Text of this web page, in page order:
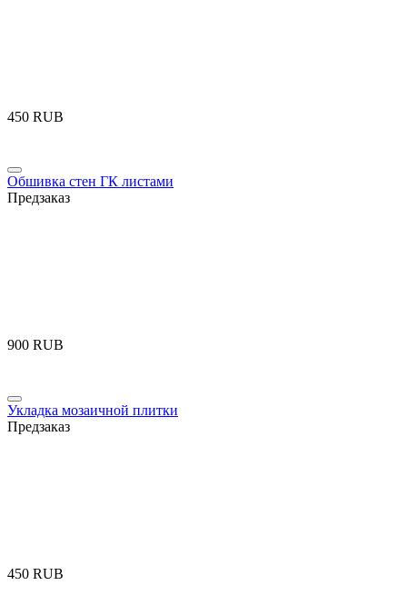
‍450‍ RUB
Обшивка стен ГК листами
Предзаказ
‍900‍ RUB
Укладка мозаичной плитки
Предзаказ
‍450‍ RUB